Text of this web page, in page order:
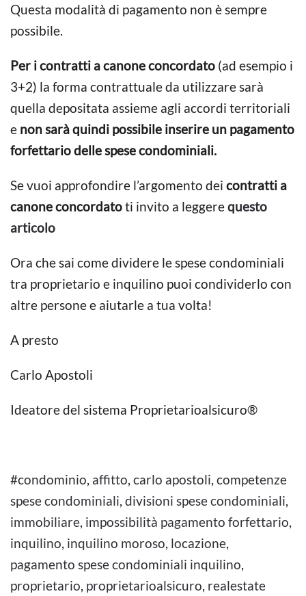
Questa modalità di pagamento non è sempre
possibile.
Per i contratti a canone concordato (ad esempio i
3+2) la forma contrattuale da utilizzare sarà
quella depositata assieme agli accordi territoriali
e non sarà quindi possibile inserire un pagamento
forfettario delle spese condominiali.
Se vuoi approfondire l’argomento dei contratti a
canone concordatoti invito a leggerequesto
articolo
Ora che sai come dividere le spese condominiali
tra proprietario e inquilino puoi condividerlo con
altre persone e aiutarle a tua volta!
A presto
Carlo Apostoli
Ideatore del sistema Proprietarioalsicuro®
#condominio, affitto, carlo apostoli, competenze
spese condominiali, divisioni spese condominiali,
immobiliare, impossibilità pagamento forfettario,
inquilino, inquilino moroso, locazione,
pagamento spese condominiali inquilino,
proprietario, proprietarioalsicuro, realestate